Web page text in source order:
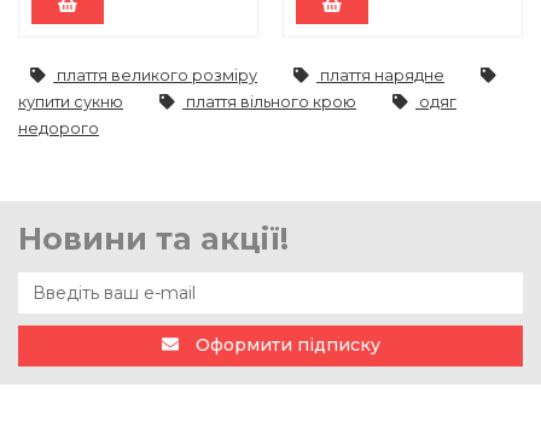
плаття великого розміру
плаття нарядне
купити сукню
плаття вільного крою
одяг
недорого
Новини та акції!
Оформити підписку